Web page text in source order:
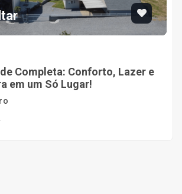
Completa: Conforto, Lazer e
em um Só Lugar!